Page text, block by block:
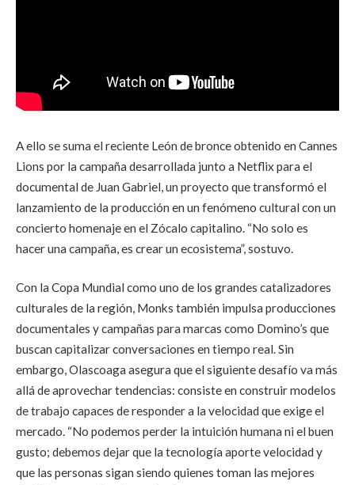
A ello se suma el reciente León de bronce obtenido en Cannes
Lions por la campaña desarrollada junto a Netflix para el
documental de Juan Gabriel, un proyecto que transformó el
lanzamiento de la producción en un fenómeno cultural con un
concierto homenaje en el Zócalo capitalino. “No solo es
hacer una campaña, es crear un ecosistema”, sostuvo.
Con la Copa Mundial como uno de los grandes catalizadores
culturales de la región, Monks también impulsa producciones
documentales y campañas para marcas como Domino’s que
buscan capitalizar conversaciones en tiempo real. Sin
embargo, Olascoaga asegura que el siguiente desafío va más
allá de aprovechar tendencias: consiste en construir modelos
de trabajo capaces de responder a la velocidad que exige el
mercado. “No podemos perder la intuición humana ni el buen
gusto; debemos dejar que la tecnología aporte velocidad y
que las personas sigan siendo quienes toman las mejores